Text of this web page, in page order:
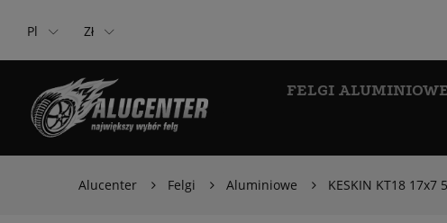
Pl Zł
FELGI
Alucenter Felgi Aluminiowe KESKIN KT18 17x7